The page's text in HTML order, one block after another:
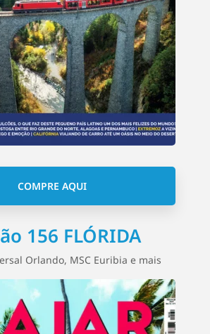
COMPRE AQUI
156 FLÓRIDA
Orlando, MSC Euribia e mais